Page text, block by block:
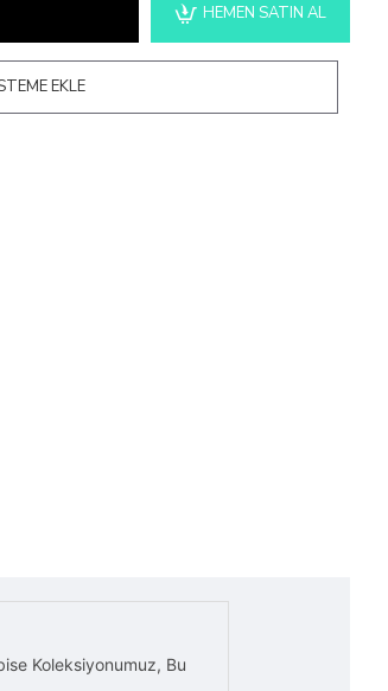
HEMEN SATIN AL
EKLE
Koleksiyonumuz, Bu